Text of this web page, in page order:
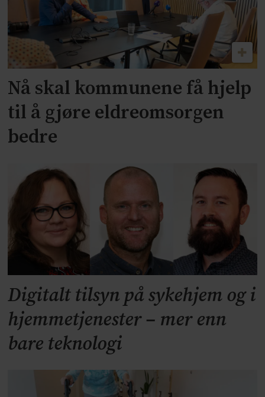
Nå skal kommunene få hjelp
til å gjøre eldreomsorgen
bedre
Digitalt tilsyn på sykehjem og i
hjemmetjenester – mer enn
bare teknologi